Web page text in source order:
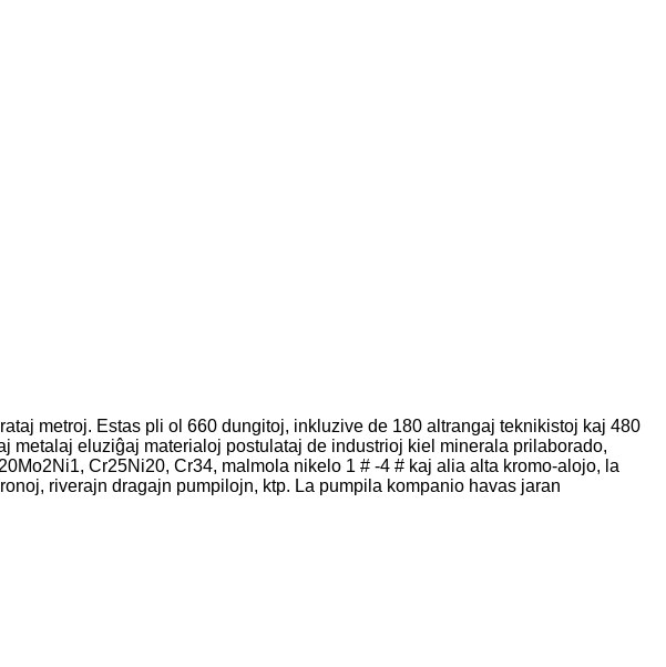
metroj. Estas pli ol 660 dungitoj, inkluzive de 180 altrangaj teknikistoj kaj 480
eluziĝaj materialoj postulataj de industrioj kiel minerala prilaborado,
Cr25Ni20, Cr34, malmola nikelo 1 # -4 # kaj alia alta kromo-alojo, la
riverajn dragajn pumpilojn, ktp. La pumpila kompanio havas jaran